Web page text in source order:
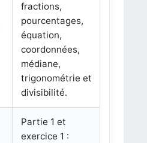
fractions,
pourcentages,
équation,
coordonnées,
médiane,
trigonométrie et
divisibilité.
Partie 1 et
exercice 1 :